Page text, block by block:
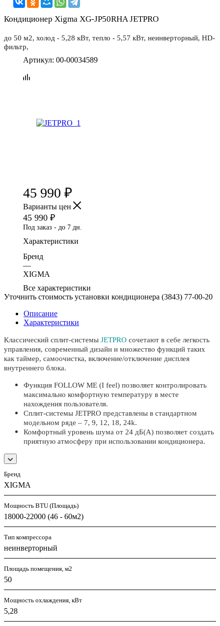
Кондиционеры
Тепловое оборудование
воздухаТеплые полыГреющий кабельМатериалы для
Настенные сплит-системы
Оконные кондиционерыПолупромышленные сплит-
Кондиционер Xigma XG-JP50RHA JETPRO
до 50 м2, холод - 5,28 кВт, тепло - 5,57 кВт, неинверторный, HD-
фильтр,
Артикул: 00-00034589
45 990 ₽
Варианты цен
45 990 ₽
Под заказ - до 7 дн.
Характеристики
Бренд
—
XIGMA
Все характеристики
Уточнить стоимость установки кондиционера (3843) 77-00-20
Описание
Характеристики
Классический сплит-системы JETPRO сочетают в себе легкость
управления, современный дизайн и множество функций таких
как таймер, самоочистка, включение/отключение дисплея
внутреннего блока.
Функция FOLLOW ME (I feel) позволяет контролировать
максимально комфортную температуру в месте
нахождения пользователя.
Сплит-системы JETPRO представлены в стандартном
модельном ряде – 7, 9, 12, 18, 24k.
Комфортный уровень шума от 24 дБ(А) позволяет создать
приятную атмосферу при использовании кондиционера.
Бренд
XIGMA
Мощность BTU (Площадь)
18000-22000 (46 - 60м2)
Тип компрессора
неинверторный
Площадь помещения, м2
50
Мощность охлаждения, кВт
5,28